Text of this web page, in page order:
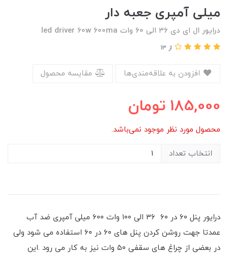
میلی آمپری جعبه دار
درایور ال ای دی ۳۶ الی ۶۰ وات led driver 60w 600ma
از 13
مقایسه محصول
185,000 تومان
محصول مورد نظر موجود نمی‌باشد.
انتخاب تعداد
درایور پنل ۶۰ در ۶۰ ۳۶ الی ۱۰۰ وات ۶۰۰ میلی آمپری ضد آب
عمدتا جهت روشن کردن پنل های ۶۰ در ۶۰ استفاده می شود ولی
در بعضی از چراغ های سقفی ۵۰ وات نیز به کار می رود .این